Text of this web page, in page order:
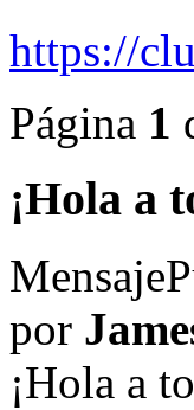
https://
Página 1
¡Hola a
Mensaje
por
¡Hola a